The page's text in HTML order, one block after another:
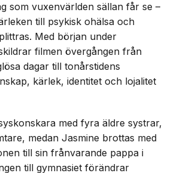
som vuxenvärlden sällan får se –
till psykisk ohälsa och
Med början under
filmen övergången från
dagar till tonårstidens
kärlek, identitet och lojalitet
med fyra äldre systrar,
medan Jasmine brottas med
till sin frånvarande pappa i
till gymnasiet förändrar